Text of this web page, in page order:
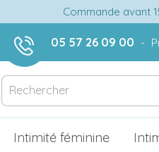
Commande avant
05 57 26 09 00 -
Intimité féminine